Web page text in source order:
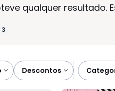
qualquer resultado.
3
descontos